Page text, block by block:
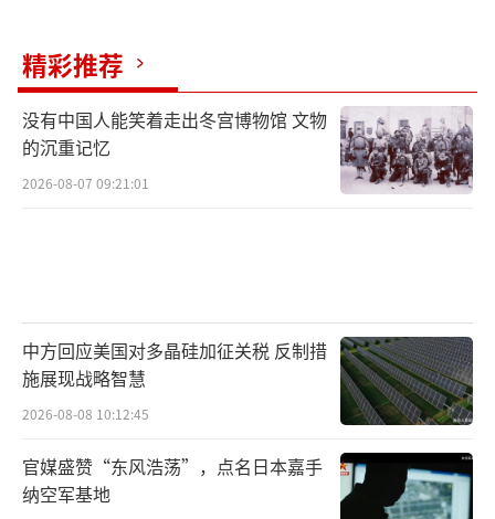
精彩推荐
没有中国人能笑着走出冬宫博物馆 文物
的沉重记忆
2026-08-07 09:21:01
中方回应美国对多晶硅加征关税 反制措
施展现战略智慧
2026-08-08 10:12:45
官媒盛赞“东风浩荡”，点名日本嘉手
纳空军基地